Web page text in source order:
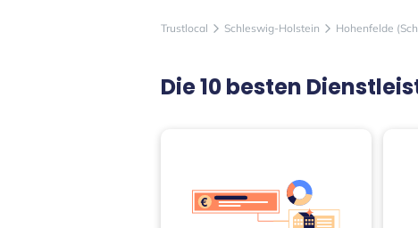
Trustlocal arrow_forward_ios Schleswig-Holstein arrow_forward_ios Hohenfelde
Die 10 besten